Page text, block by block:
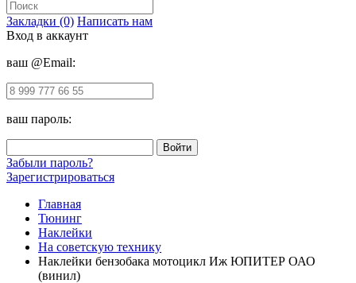
Закладки (0) Написать нам
Вход в аккаунт
ваш @Email:
ваш пароль:
Забыли пароль?
Зарегистрироваться
Главная
Тюнинг
Наклейки
На советскую технику
Наклейки бензобака мотоцикл Иж ЮПИТЕР ОАО
(винил)